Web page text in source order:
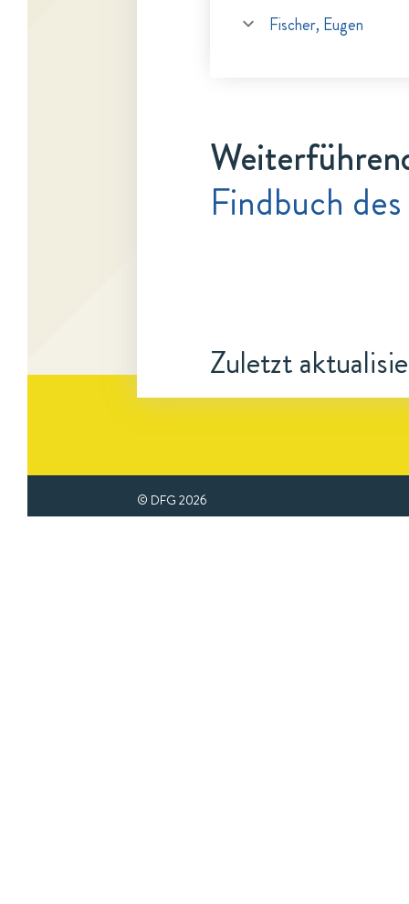
Fischer, Eugen
Findbuch
Zuletzt
© DFG 2026